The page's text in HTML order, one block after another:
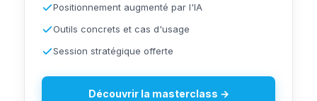
Positionnement augmenté par l'IA
Outils concrets et cas d'usage
Session stratégique offerte
Découvrir la masterclass →